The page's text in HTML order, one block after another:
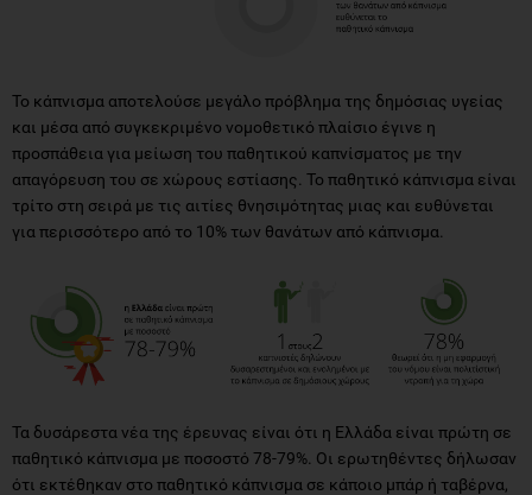
Το κάπνισμα αποτελούσε μεγάλο πρόβλημα της δημόσιας υγείας
και μέσα από συγκεκριμένο νομοθετικό πλαίσιο έγινε η
προσπάθεια για μείωση του παθητικού καπνίσματος με την
απαγόρευση του σε χώρους εστίασης. Το παθητικό κάπνισμα είναι
τρίτο στη σειρά με τις αιτίες θνησιμότητας μιας και ευθύνεται
για περισσότερο από το 10% των θανάτων από κάπνισμα.
Τα δυσάρεστα νέα της έρευνας είναι ότι η Ελλάδα είναι πρώτη σε
παθητικό κάπνισμα με ποσοστό 78-79%. Οι ερωτηθέντες δήλωσαν
ότι εκτέθηκαν στο παθητικό κάπνισμα σε κάποιο μπάρ ή ταβέρνα,